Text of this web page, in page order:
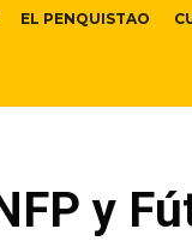
EL PENQUISTAO
y